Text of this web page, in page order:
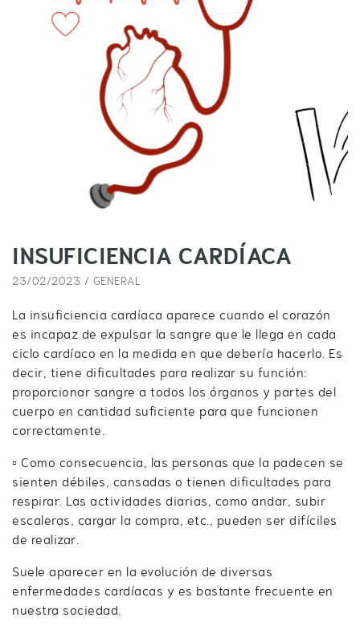
INSUFICIENCIA CARDÍACA
23/02/2023 / GENERAL
La insuficiencia cardíaca aparece cuando el corazón
es incapaz de expulsar la sangre que le llega en cada
ciclo cardíaco en la medida en que debería hacerlo. Es
decir, tiene dificultades para realizar su función:
proporcionar sangre a todos los órganos y partes del
cuerpo en cantidad suficiente para que funcionen
correctamente.
▫️ Como consecuencia, las personas que la padecen se
sienten débiles, cansadas o tienen dificultades para
respirar. Las actividades diarias, como andar, subir
escaleras, cargar la compra, etc., pueden ser difíciles
de realizar.
Suele aparecer en la evolución de diversas
enfermedades cardíacas y es bastante frecuente en
nuestra sociedad.